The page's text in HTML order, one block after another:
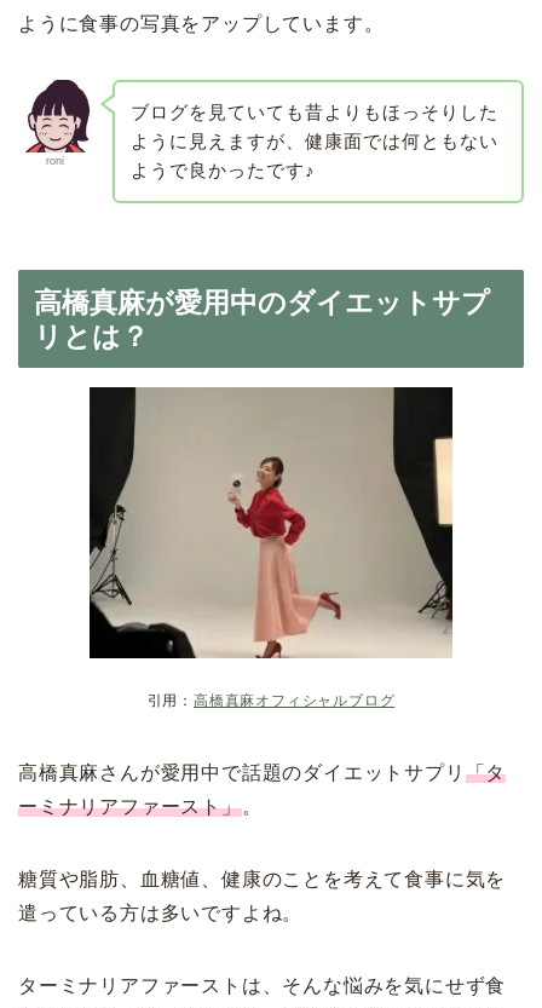
ように食事の写真をアップしています。
roni
ブログを見ていても昔よりもほっそりした
ように見えますが、健康面では何ともない
ようで良かったです♪
高橋真麻が愛用中のダイエットサプ
リとは？
引用： 高橋真麻オフィシャルブログ
高橋真麻さんが愛用中で話題のダイエットサプリ 「タ
ーミナリアファースト」。
糖質や脂肪、血糖値、健康のことを考えて食事に気を
遣っている方は多いですよね。
ターミナリアファーストは、そんな悩みを気にせず食